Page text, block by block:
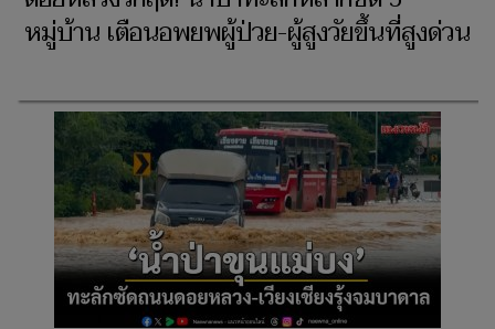
หมู่บ้าน เตือนอพยพผู้ป่วย-ผู้สูงวัยขึ้นที่สูงด่วน